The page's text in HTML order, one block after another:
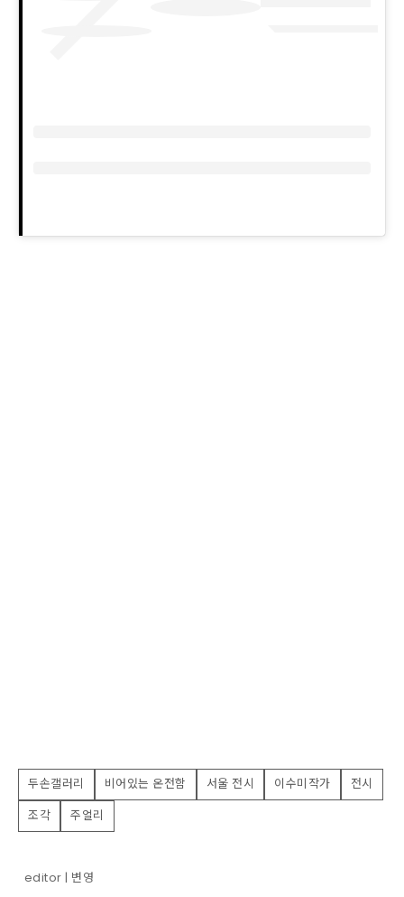
두손갤러리 비어있는 온전함 서울 전시 이수미작가
전시
조각
주얼리
editor | 변영